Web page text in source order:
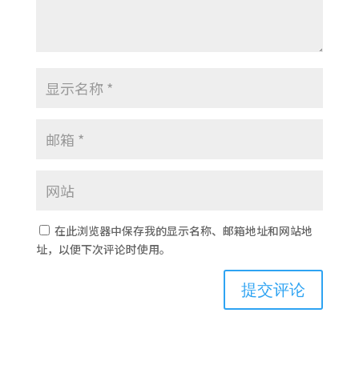
在此浏览器中保存我的显示名称、邮箱地址和网站地
址，以便下次评论时使用。